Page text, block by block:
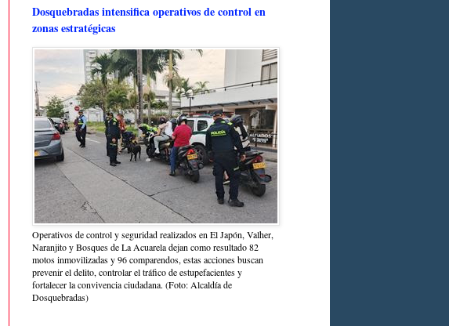
Dosquebradas intensifica operativos de control en
zonas estratégicas
Operativos de control y seguridad realizados en El Japón, Valher,
Naranjito y Bosques de La Acuarela dejan como resultado 82
motos inmovilizadas y 96 comparendos, estas acciones buscan
prevenir el delito, controlar el tráfico de estupefacientes y
fortalecer la convivencia ciudadana. (Foto: Alcaldía de
Dosquebradas)